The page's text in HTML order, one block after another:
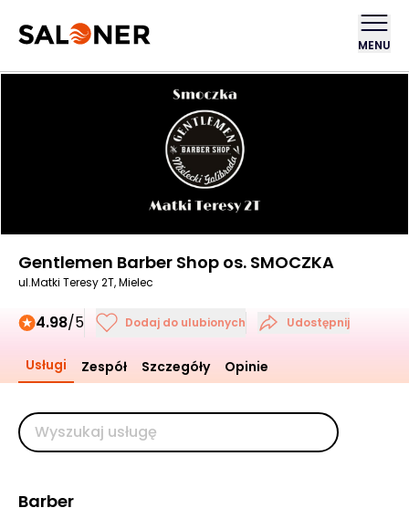
MENU
Gentlemen Barber Shop os. SMOCZKA
ul.Matki Teresy 2T, Mielec
4.98/5 Dodaj do ulubionych Udostępnij
Usługi Zespół Szczegóły Opinie
Barber